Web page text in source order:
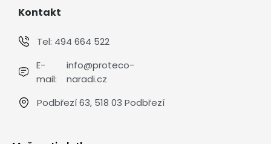
Kontakt
Tel: 494 664 522
E-
mail:
info@proteco-
naradi.cz
Podbřezí 63, 518 03 Podbřezí